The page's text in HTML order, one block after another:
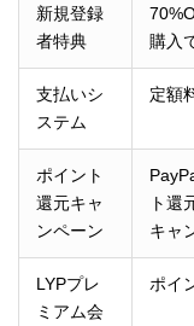
新規登録
者特典
購入
支払いシ
ステム
定額
ポイント
還元キャ
ンペーン
ト還
キャ
LYPプレ
ミアム会
ポイ